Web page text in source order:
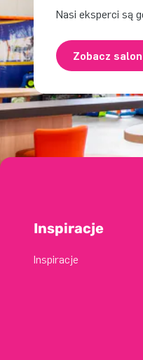
Nasi eksperci są
Zobacz
Inspiracje
Inspiracje